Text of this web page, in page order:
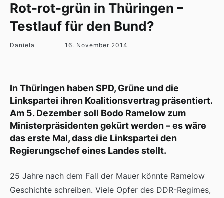
Rot-rot-grün in Thüringen –
Testlauf für den Bund?
Daniela 16. November 2014
In Thüringen haben SPD, Grüne und die
Linkspartei ihren Koalitionsvertrag präsentiert.
Am 5. Dezember soll Bodo Ramelow zum
Ministerpräsidenten gekürt werden – es wäre
das erste Mal, dass die Linkspartei den
Regierungschef eines Landes stellt.
25 Jahre nach dem Fall der Mauer könnte Ramelow
Geschichte schreiben. Viele Opfer des DDR-Regimes,